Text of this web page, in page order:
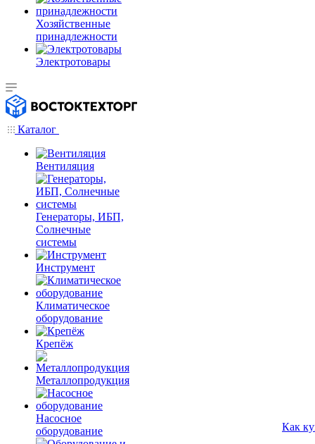
Хозяйственные
принадлежности
Электротовары
Каталог
Вентиляция
Генераторы, ИБП,
Солнечные
системы
Инструмент
Климатическое
оборудование
Крепёж
Металлопродукция
Насосное
оборудование
Как